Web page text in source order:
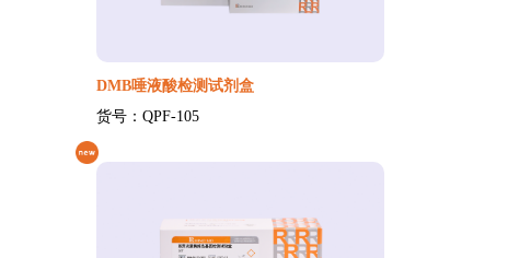
DMB唾液酸检测试剂盒
货号：QPF-105